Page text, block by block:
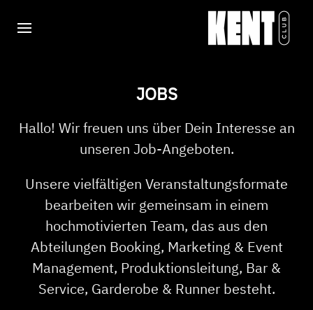
JOBS
Hallo! Wir freuen uns über Dein Interesse an
unseren Job-Angeboten.
Unsere vielfältigen Veranstaltungsformate
bearbeiten wir gemeinsam in einem
hochmotivierten Team, das aus den
Abteilungen Booking, Marketing & Event
Management, Produktionsleitung, Bar &
Service, Garderobe & Runner besteht.